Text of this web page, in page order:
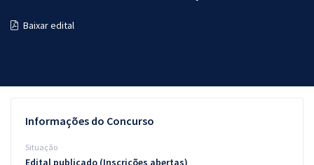
Questões grátis
Baixar edital
Informações do Concurso
Situação
Edital publicado (Inscrições abertas)